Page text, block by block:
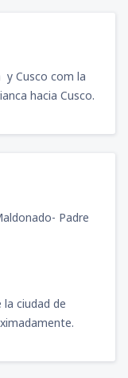
y Cusco com la
hacia Cusco.
Padre
ciudad de